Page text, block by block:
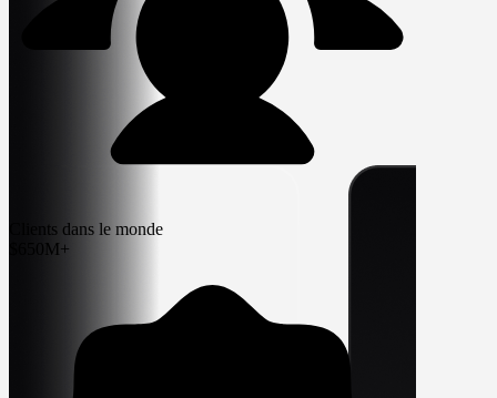
Clients dans le monde
$650M+